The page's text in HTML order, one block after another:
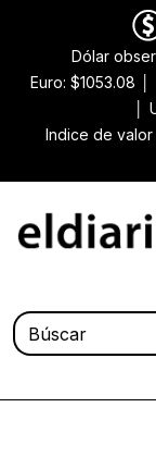
Dólar
Euro: $1053.08
Indice de valor